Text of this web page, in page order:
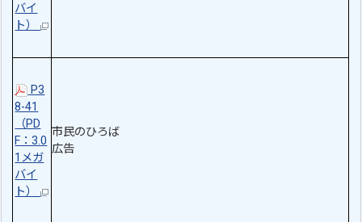
バイ
ト）
P3
8-41
（PD
F：3.0
1メガ
バイ
ト）
市民のひろば
広告